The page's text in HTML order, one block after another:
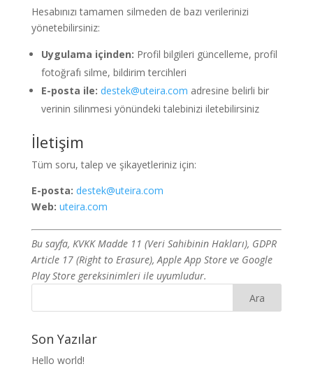
Hesabınızı tamamen silmeden de bazı verilerinizi
yönetebilirsiniz:
Uygulama içinden: Profil bilgileri güncelleme, profil
fotoğrafı silme, bildirim tercihleri
E-posta ile: destek@uteira.com adresine belirli bir
verinin silinmesi yönündeki talebinizi iletebilirsiniz
İletişim
Tüm soru, talep ve şikayetleriniz için:
E-posta: destek@uteira.com
Web: uteira.com
Bu sayfa, KVKK Madde 11 (Veri Sahibinin Hakları), GDPR
Article 17 (Right to Erasure), Apple App Store ve Google
Play Store gereksinimleri ile uyumludur.
Son Yazılar
Hello world!